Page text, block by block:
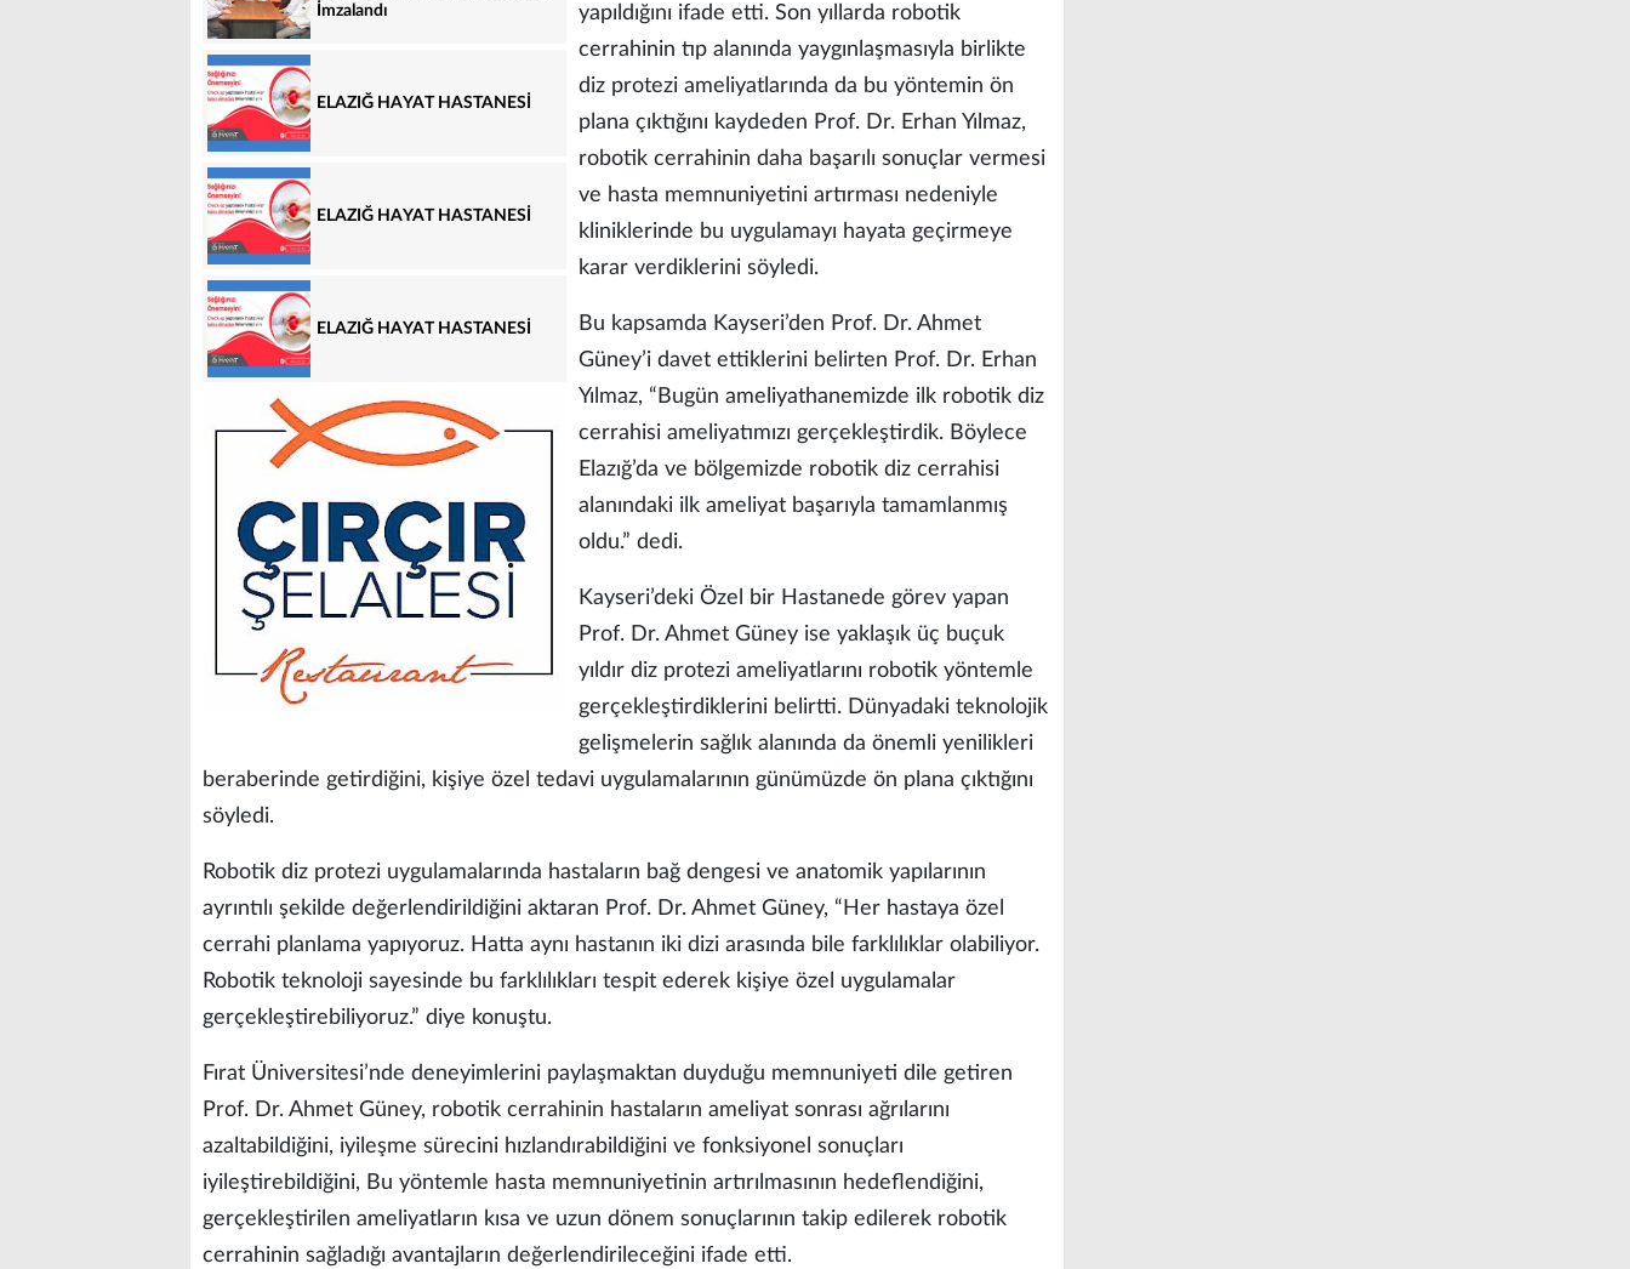
İmzalandı
ELAZIĞ HAYAT HASTANESİ
ELAZIĞ HAYAT HASTANESİ
ELAZIĞ HAYAT HASTANESİ
yapıldığını ifade etti. Son yıllarda robotik
cerrahinin tıp alanında yaygınlaşmasıyla birlikte
diz protezi ameliyatlarında da bu yöntemin ön
plana çıktığını kaydeden Prof. Dr. Erhan Yılmaz,
robotik cerrahinin daha başarılı sonuçlar vermesi
ve hasta memnuniyetini artırması nedeniyle
kliniklerinde bu uygulamayı hayata geçirmeye
karar verdiklerini söyledi.
Bu kapsamda Kayseri’den Prof. Dr. Ahmet
Güney’i davet ettiklerini belirten Prof. Dr. Erhan
Yılmaz, “Bugün ameliyathanemizde ilk robotik diz
cerrahisi ameliyatımızı gerçekleştirdik. Böylece
Elazığ’da ve bölgemizde robotik diz cerrahisi
alanındaki ilk ameliyat başarıyla tamamlanmış
oldu.” dedi.
Kayseri’deki Özel bir Hastanede görev yapan
Prof. Dr. Ahmet Güney ise yaklaşık üç buçuk
yıldır diz protezi ameliyatlarını robotik yöntemle
gerçekleştirdiklerini belirtti. Dünyadaki teknolojik
gelişmelerin sağlık alanında da önemli yenilikleri
beraberinde getirdiğini, kişiye özel tedavi uygulamalarının günümüzde ön plana çıktığını
söyledi.
Robotik diz protezi uygulamalarında hastaların bağ dengesi ve anatomik yapılarının
ayrıntılı şekilde değerlendirildiğini aktaran Prof. Dr. Ahmet Güney, “Her hastaya özel
cerrahi planlama yapıyoruz. Hatta aynı hastanın iki dizi arasında bile farklılıklar olabiliyor.
Robotik teknoloji sayesinde bu farklılıkları tespit ederek kişiye özel uygulamalar
gerçekleştirebiliyoruz.” diye konuştu.
Fırat Üniversitesi’nde deneyimlerini paylaşmaktan duyduğu memnuniyeti dile getiren
Prof. Dr. Ahmet Güney, robotik cerrahinin hastaların ameliyat sonrası ağrılarını
azaltabildiğini, iyileşme sürecini hızlandırabildiğini ve fonksiyonel sonuçları
iyileştirebildiğini, Bu yöntemle hasta memnuniyetinin artırılmasının hedeflendiğini,
gerçekleştirilen ameliyatların kısa ve uzun dönem sonuçlarının takip edilerek robotik
cerrahinin sağladığı avantajların değerlendirileceğini ifade etti.